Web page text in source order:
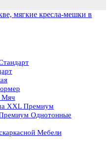
Мяч
XXL Премиум
Однотонные
Мебели